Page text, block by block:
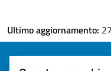
Ultimo aggiornamento: